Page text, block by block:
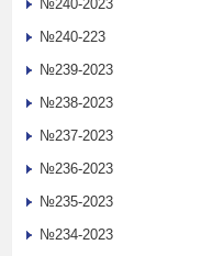
№240-2023
№240-223
№239-2023
№238-2023
№237-2023
№236-2023
№235-2023
№234-2023